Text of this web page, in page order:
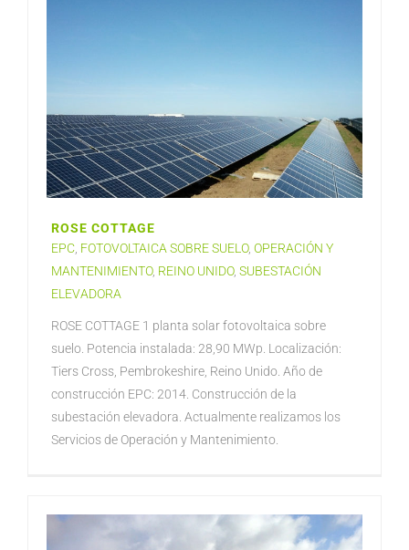
ROSE COTTAGE
EPC FOTOVOLTAICA SOBRE SUELO, OPERACIÓN Y
MANTENIMIENTO, REINO UNIDO, SUBESTACIÓN
ELEVADORA
ROSE COTTAGE 1 planta solar fotovoltaica sobre
suelo. Potencia instalada: 28,90 MWp. Localización:
Tiers Cross, Pembrokeshire, Reino Unido. Año de
construcción EPC: 2014. Construcción de la
subestación elevadora. Actualmente realizamos los
Servicios de Operación y Mantenimiento.